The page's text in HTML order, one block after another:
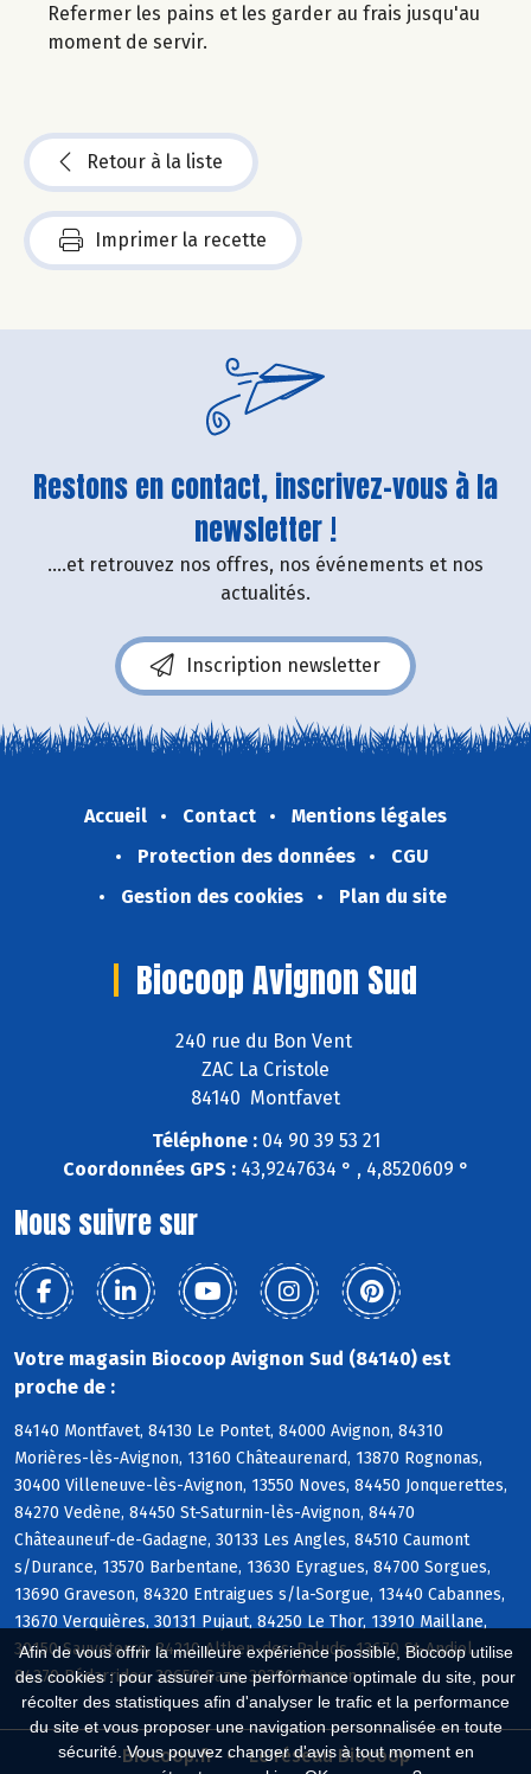
Afin de vous offrir la meilleure expérience possible, Biocoop utilise
des cookies : pour assurer une performance optimale du site, pour
récolter des statistiques afin d'analyser le trafic et la performance
du site et vous proposer une navigation personnalisée en toute
sécurité. Vous pouvez changer d'avis à tout moment en
Refermer les pains et les garder au frais jusqu'au
moment de servir.
Retour à la liste
Imprimer la recette
Restons en contact, inscrivez-vous à la
newsletter !
....et retrouvez nos offres, nos événements et nos
actualités.
Inscription newsletter
Accueil Contact
Mentions légales
Protection des données
CGU
Gestion des cookies
Plan du site
Biocoop Avignon Sud
240 rue du Bon Vent
ZAC La Cristole
84140 Montfavet
Téléphone :04 90 39 53 21
Coordonnées GPS :43,9247634 ° , 4,8520609 °
Nous suivre sur
Votre magasin Biocoop Avignon Sud (84140) est
proche de :
84140 Montfavet, 84130 Le Pontet, 84000 Avignon, 84310
Morières-lès-Avignon, 13160 Châteaurenard, 13870 Rognonas,
30400 Villeneuve-lès-Avignon, 13550 Noves, 84450 Jonquerettes,
84270 Vedène, 84450 St-Saturnin-lès-Avignon, 84470
Châteauneuf-de-Gadagne, 30133 Les Angles, 84510 Caumont
s/Durance, 13570 Barbentane, 13630 Eyragues, 84700 Sorgues,
13690 Graveson, 84320 Entraigues s/la-Sorgue, 13440 Cabannes,
13670 Verquières, 30131 Pujaut, 84250 Le Thor, 13910 Maillane,
30150 Sauveterre, 84210 Althen-des-Paluds, 13670 St-Andiol,
84370 Bédarrides, 30650 Saze, 30390 Aramon
Biocoop.fr Le réseau Biocoop